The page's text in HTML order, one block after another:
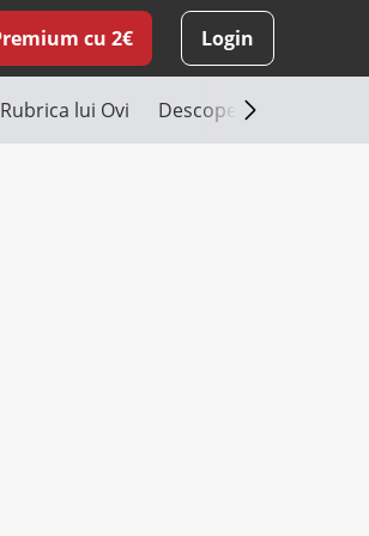
cu 2€ Login
Rubrica lui Ovi Descoperă România